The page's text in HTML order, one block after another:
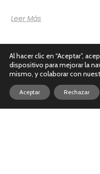
Leer Más
Al hacer clic en “Aceptar”,
dispositivo para mejorar la
mismo, y colaborar con
Aceptar Rechazar